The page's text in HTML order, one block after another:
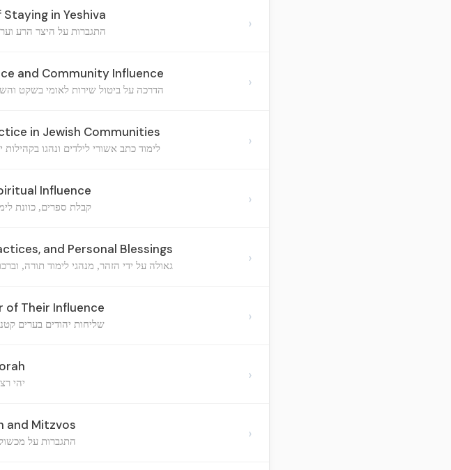
in Yeshiva
התגברות על היצר הרע ›
and Community Influence
הדרכה על ביטול שירות לאומי בשקט ›
in Jewish Communities
לימוד כתב אשורי לילדים ונהגו ›
Influence
קבלת ספרים, כוונת ›
and Personal Blessings
גאולה על ידי הזהר, מנהגי לימוד תורה, ›
of Their Influence
שליחות יהודים בערים ›
יהי ›
and Mitzvos
התגברות על ›